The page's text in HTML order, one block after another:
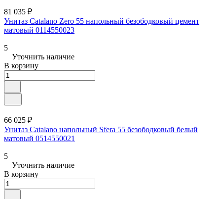
81 035 ₽
Унитаз Catalano Zero 55 напольный безободковый цемент
матовый 0114550023
5
Уточнить наличие
В корзину
66 025 ₽
Унитаз Catalano напольный Sfera 55 безободковый белый
матовый 0514550021
5
Уточнить наличие
В корзину